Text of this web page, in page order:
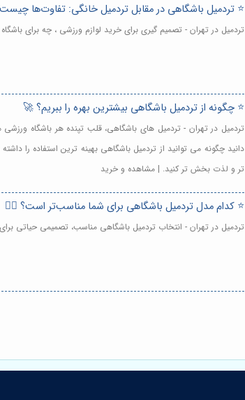
⭐️ تردمیل باشگاهی در مقابل تردمیل خانگی: تفاوت‌ها
تردمیل در تهران - تصمیم گیری برای خرید لوازم ورزشی ، چه برای
⭐️ چگونه از تردمیل باشگاهی بیشترین بهره را ببریم؟ 🚀
تردمیل در تهران - تردمیل های باشگاهی، قلب تپنده هر باشگاه
دانید چگونه می توانید از تردمیل باشگاهی بهینه ترین استفاده را
تر و لذت بخش تر کنید. | مشاهده و خرید
⭐️ کدام مدل تردمیل باشگاهی برای شما مناسب‌تر است؟ 🏃‍♀️
تردمیل در تهران - انتخاب تردمیل باشگاهی مناسب، تصمیمی حیاتی